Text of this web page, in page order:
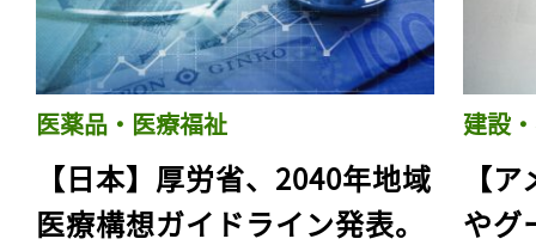
医薬品・医療福祉
【日本】厚労省、2040年地域
医療構想ガイドライン発表。
建設
【
やグ